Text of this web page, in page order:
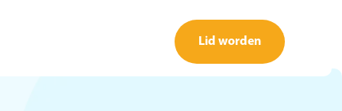
Lid worden